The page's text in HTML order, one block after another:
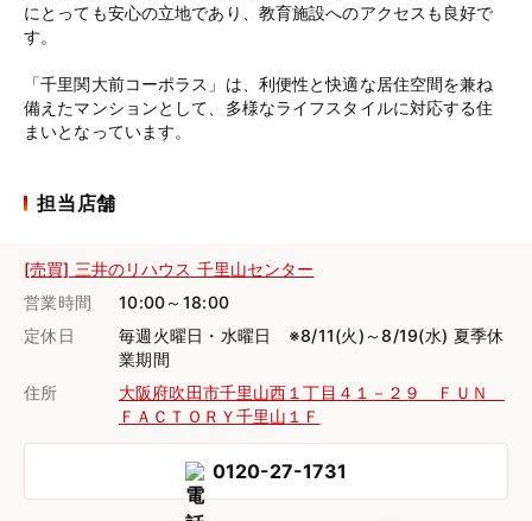
にとっても安心の立地であり、教育施設へのアクセスも良好で
す。
「千里関大前コーポラス」は、利便性と快適な居住空間を兼ね
備えたマンションとして、多様なライフスタイルに対応する住
まいとなっています。
担当店舗
[売買] 三井のリハウス 千里山センター
営業時間
10:00～18:00
定休日
毎週火曜日・水曜日 ※8/11(火)～8/19(水) 夏季休
業期間
住所
大阪府吹田市千里山西１丁目４１－２９ ＦＵＮ
ＦＡＣＴＯＲＹ千里山１Ｆ
0120-27-1731